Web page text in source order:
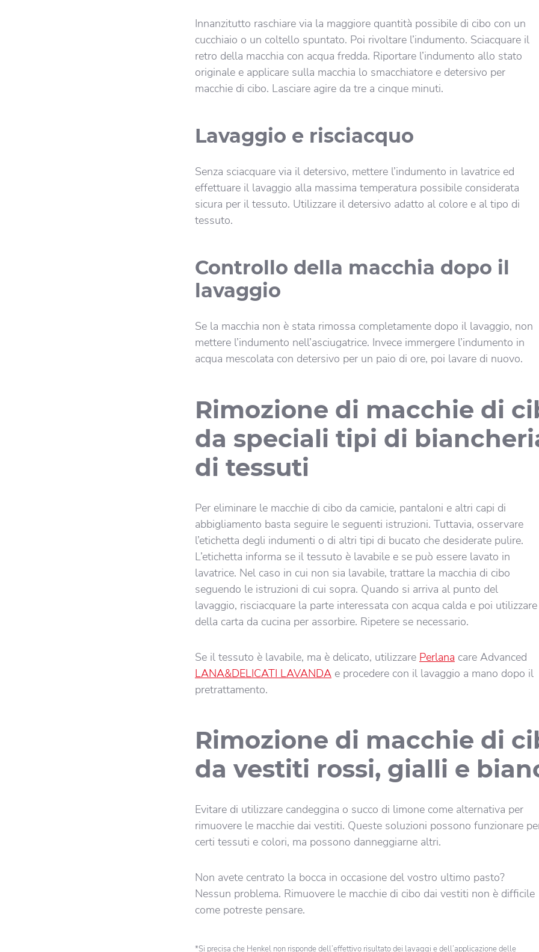
Innanzitutto raschiare via la maggiore quantità possibile di cibo con un
cucchiaio o un coltello spuntato. Poi rivoltare l’indumento. Sciacquare il
retro della macchia con acqua fredda. Riportare l’indumento allo stato
originale e applicare sulla macchia lo smacchiatore e detersivo per
macchie di cibo. Lasciare agire da tre a cinque minuti.
Lavaggio e risciacquo
Senza sciacquare via il detersivo, mettere l’indumento in lavatrice ed
effettuare il lavaggio alla massima temperatura possibile considerata
sicura per il tessuto. Utilizzare il detersivo adatto al colore e al tipo di
tessuto.
Controllo della macchia dopo il
lavaggio
Se la macchia non è stata rimossa completamente dopo il lavaggio, non
mettere l’indumento nell’asciugatrice. Invece immergere l’indumento in
acqua mescolata con detersivo per un paio di ore, poi lavare di nuovo.
Rimozione di macchie di
da speciali tipi di
di tessuti
Per eliminare le macchie di cibo da camicie, pantaloni e altri capi di
abbigliamento basta seguire le seguenti istruzioni. Tuttavia, osservare
l’etichetta degli indumenti o di altri tipi di bucato che desiderate pulire.
L’etichetta informa se il tessuto è lavabile e se può essere lavato in
lavatrice. Nel caso in cui non sia lavabile, trattare la macchia di cibo
seguendo le istruzioni di cui sopra. Quando si arriva al punto del
lavaggio, risciacquare la parte interessata con acqua calda e poi utilizzare
della carta da cucina per assorbire. Ripetere se necessario.
Se il tessuto è lavabile, ma è delicato, utilizzare Perlana care Advanced
LANA&DELICATI LAVANDAe procedere con il lavaggio a mano dopo il
pretrattamento.
Rimozione di macchie di
da vestiti rossi, gialli e
Evitare di utilizzare candeggina o succo di limone come alternativa per
rimuovere le macchie dai vestiti. Queste soluzioni possono funzionare
certi tessuti e colori, ma possono danneggiarne altri.
Non avete centrato la bocca in occasione del vostro ultimo pasto?
Nessun problema. Rimuovere le macchie di cibo dai vestiti non è difficile
come potreste pensare.
*Si precisa che Henkel non risponde dell’effettivo risultato dei lavaggi e dell’applicazione delle